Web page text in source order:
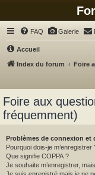
FAQ Galerie
Accueil
Index du forum
Foire
Foire aux
fréquemment)
Problèmes de connexion et
Pourquoi dois-je m’enregistrer
Que signifie COPPA ?
Je souhaite m’enregistrer,